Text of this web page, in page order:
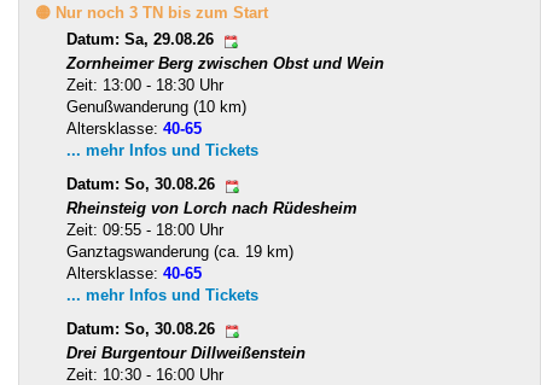
🟡 Nur noch 3 TN bis zum Start
Datum: Sa, 29.08.26
Zornheimer Berg zwischen Obst und Wein
Zeit: 13:00 - 18:30 Uhr
Genußwanderung (10 km)
Altersklasse: 40-65
... mehr Infos und Tickets
Datum: So, 30.08.26
Rheinsteig von Lorch nach Rüdesheim
Zeit: 09:55 - 18:00 Uhr
Ganztagswanderung (ca. 19 km)
Altersklasse: 40-65
... mehr Infos und Tickets
Datum: So, 30.08.26
Drei Burgentour Dillweißenstein
Zeit: 10:30 - 16:00 Uhr